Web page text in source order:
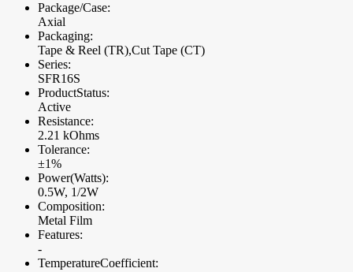
Package/Case:
Axial
Packaging:
Tape & Reel (TR),Cut Tape (CT)
Series:
SFR16S
ProductStatus:
Active
Resistance:
2.21 kOhms
Tolerance:
±1%
Power(Watts):
0.5W, 1/2W
Composition:
Metal Film
Features:
-
TemperatureCoefficient: